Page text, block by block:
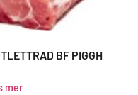
BF PIGGH
mer